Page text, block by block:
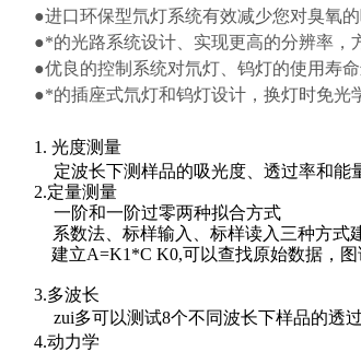
●进口环保型氘灯系统有效减少您对臭氧的
●*的光路系统设计、实现更高的分辨率，
●优良的控制系统对氘灯、钨灯的使用寿
●*的插座式氘灯和钨灯设计，换灯时免光
1. 光度测量
定波长下测样品的吸光度、透过率和能
2.定量测量
一阶和一阶过零两种拟合方式
系数法、标样输入、标样读入三种
建立A=K1*C K0,可以查找原始数据，
3.多波长
zui多可以测试8个不同波长下样品的透
4.动力学